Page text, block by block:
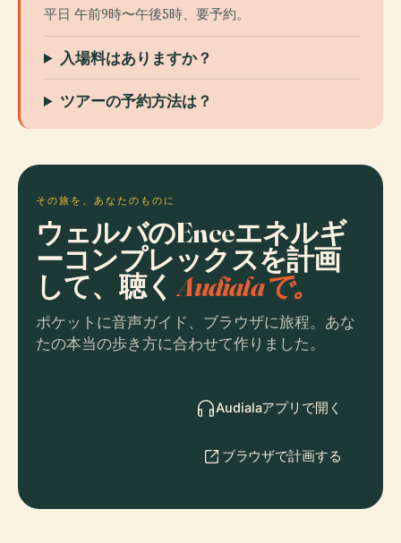
平日 午前9時〜午後5時、要予約。
入場料はありますか？
ツアーの予約方法は？
その旅を、あなたのものに
ウェルバのEnceエネルギ
ーコンプレックスを計画
して、聴くAudialaで。
ポケットに音声ガイド、ブラウザに旅程。あな
たの本当の歩き方に合わせて作りました。
Audialaアプリで開く
ブラウザで計画する